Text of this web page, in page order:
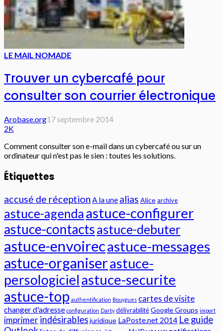
LE MAIL NOMADE
Trouver un cybercafé pour
consulter son courrier électronique
Arobase.org17 septembre 2014
2K
Comment consulter son e-mail dans un cybercafé ou sur un
ordinateur qui n'est pas le sien : toutes les solutions.
Étiquettes
accusé de réception A la une alias Alicearchive
astuce-agenda astuce-configurer
astuce-contactsastuce-debuter
astuce-envoirecastuce-messages
astuce-organiserastuce-
persologicielastuce-securite
astuce-top authentification Bouygues cartes de visite
changer d'adresse configuration Darty délivrabilitéGoogle Groups import
imprimerindésirablesjuridique LaPoste.net 2014 Le guide